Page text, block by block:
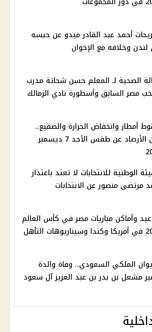
أحمد عبد القادر ميدو عن حبسه
وخلافه مع الإخوان
الصحية لـ المعلم حسن شحاتة مدرب
مصر السابق وأسطورة نادي الزمالك
أمطار وانخفاض الحرارة والصقيع..
بيان الأرصاد عن طقس الأحد 7 ديسمبر
الوطنية للانتخابات لا تعتد باعتذار
مرتضى منصور عن الانتخابات
وأماكن مباريات مصر في كأس العالم
التأهل
الملكي السعودي.. وفاة والدة
مشعل بن بدر بن عبد العزيز آل سعود